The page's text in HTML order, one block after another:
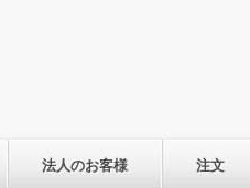
法人のお客様 注文